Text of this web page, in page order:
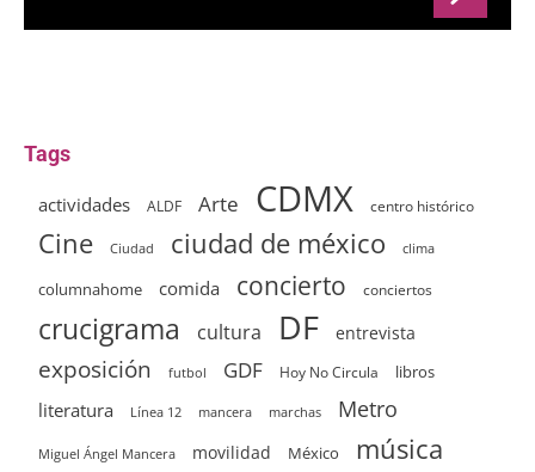
Tags
actividades ALDF Arte CDMX centro histórico
Cine Ciudad ciudad de méxico clima
columnahome comida concierto conciertos
crucigrama cultura DF entrevista
exposición futbol GDF Hoy No Circula libros
literatura Línea 12 mancera marchas Metro
Miguel Ángel Mancera movilidad México música